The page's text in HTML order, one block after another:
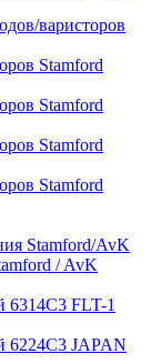
варисторов
Stamford
Stamford
Stamford
Stamford
Stamford/AvK
/ AvK
FLT-1
6224С3 JAPAN